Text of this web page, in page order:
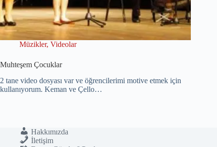
Müzikler, Videolar
Muhteşem Çocuklar
2 tane video dosyası var ve öğrencilerimi motive etmek için
kullanıyorum. Keman ve Çello…
Hakkımızda
İletişim